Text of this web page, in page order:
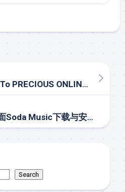
The Untold Secret To PRECIOUS ONLINE GAMBLING In Less Than Ten Minutes
2026年最新最全面Soda Music下载与安装完整指南：安全获取、功能解析与使用技巧详解
Search